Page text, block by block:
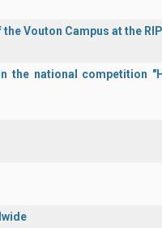
Vouton Campus at the
the national competition